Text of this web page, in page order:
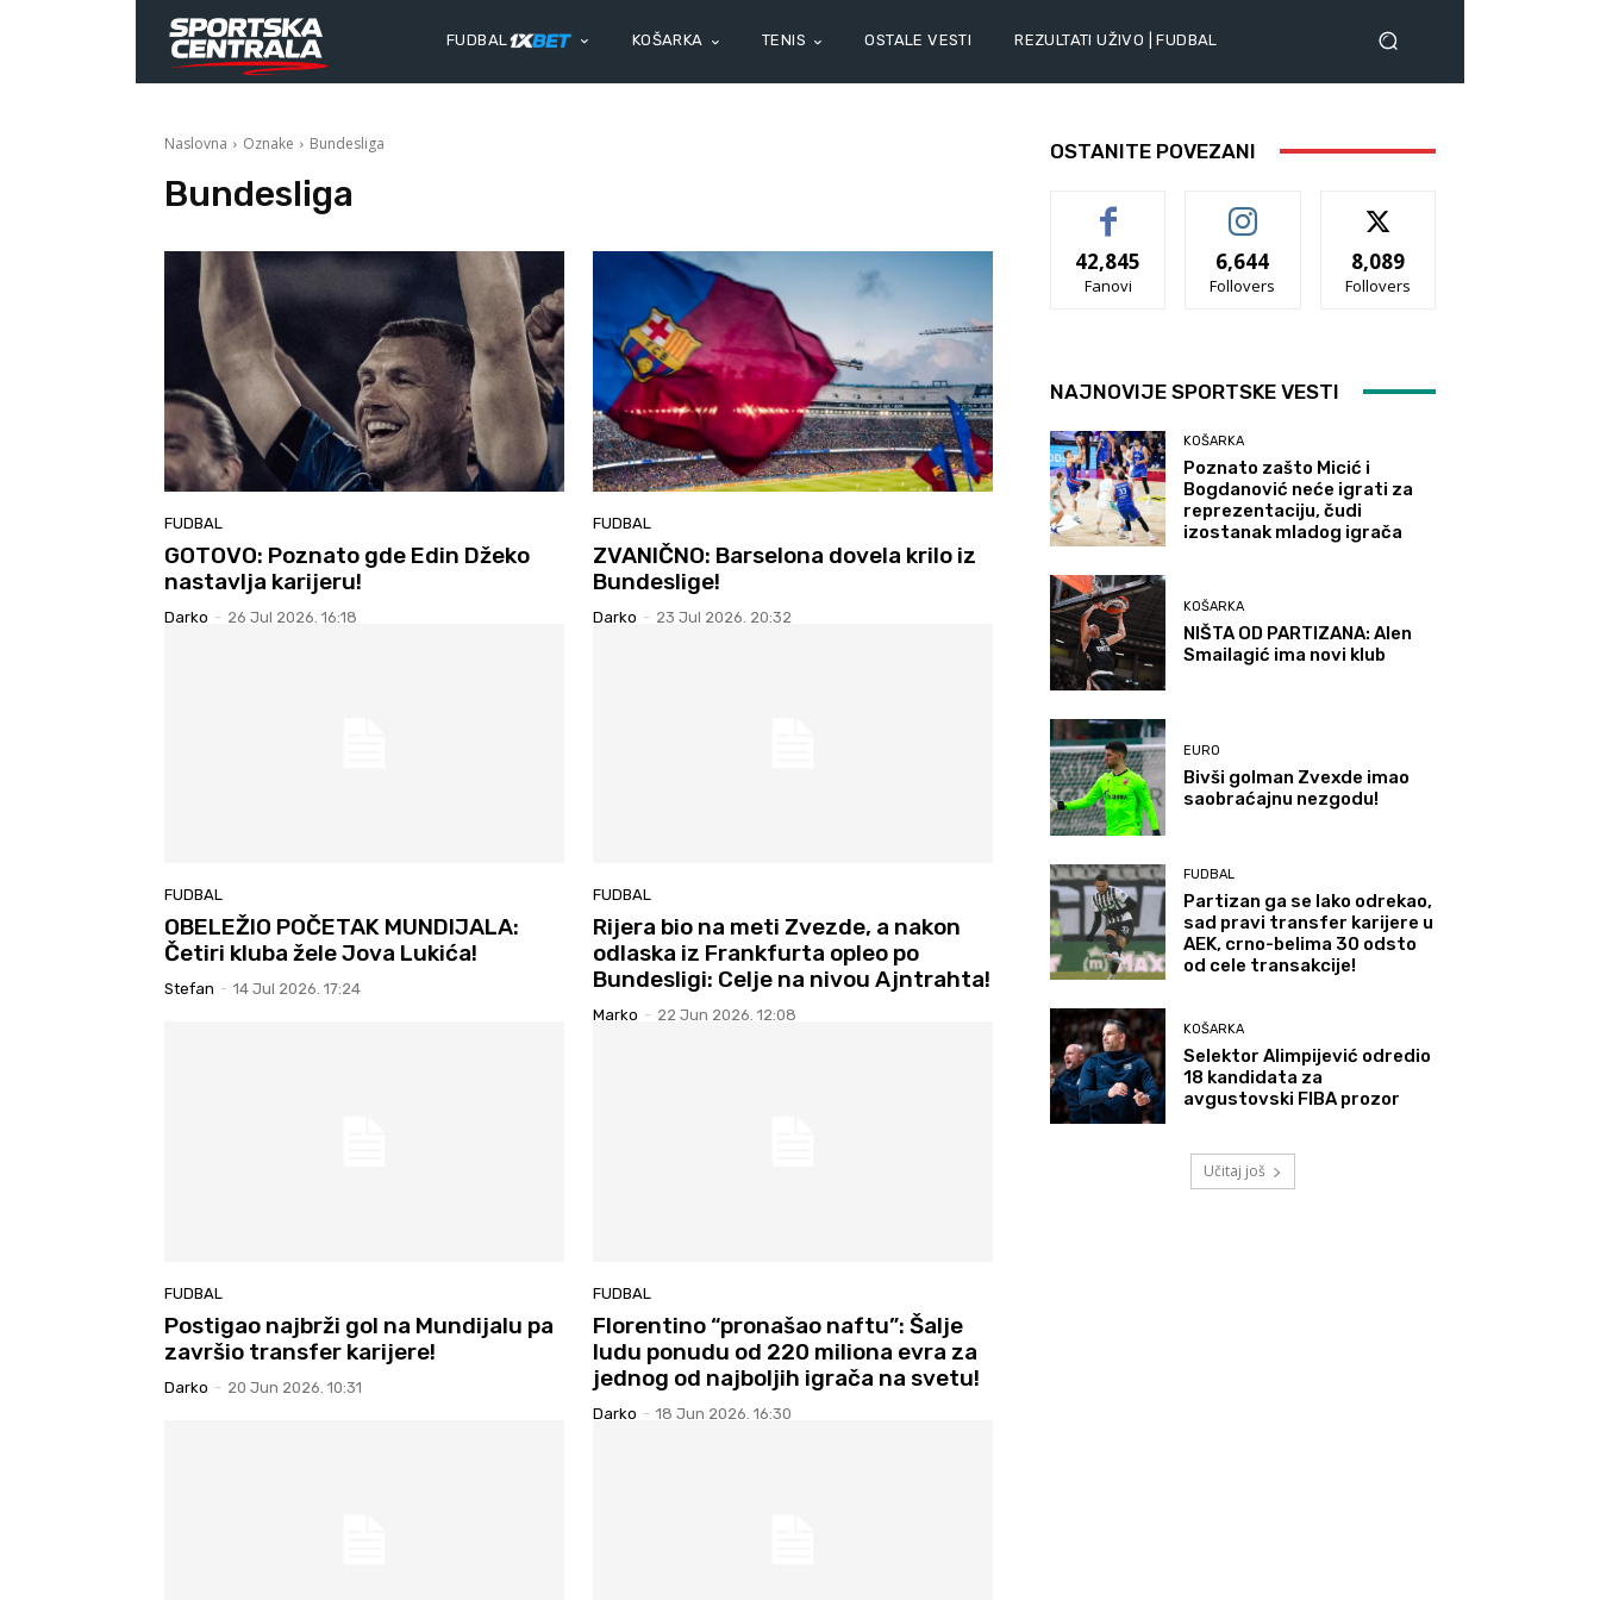
FUDBAL KOŠARKA TENIS OSTALE VESTI REZULTATI UŽIVO | FUDBAL
Naslovna Oznake Bundesliga
Bundesliga
FUDBAL
GOTOVO: Poznato gde Edin Džeko
nastavlja karijeru!
Darko - 26 Jul 2026. 16:18
FUDBAL
ZVANIČNO: Barselona dovela krilo iz
Bundeslige!
Darko - 23 Jul 2026. 20:32
FUDBAL
OBELEŽIO POČETAK MUNDIJALA:
Četiri kluba žele Jova Lukića!
Stefan - 14 Jul 2026. 17:24
FUDBAL
Rijera bio na meti Zvezde, a nakon
odlaska iz Frankfurta opleo po
Bundesligi: Celje na nivou Ajntrahta!
Marko - 22 Jun 2026. 12:08
FUDBAL
Postigao najbrži gol na Mundijalu pa
završio transfer karijere!
Darko - 20 Jun 2026. 10:31
FUDBAL
Florentino “pronašao naftu”: Šalje
ludu ponudu od 220 miliona evra za
jednog od najboljih igrača na svetu!
Darko - 18 Jun 2026. 16:30
OSTANITE POVEZANI
42,845
Fanovi
6,644
Follovers
8,089
Follovers
NAJNOVIJE SPORTSKE VESTI
KOŠARKA
Poznato zašto Micić i
Bogdanović neće igrati za
reprezentaciju, čudi
izostanak mladog igrača
KOŠARKA
NIŠTA OD PARTIZANA: Alen
Smailagić ima novi klub
EURO
Bivši golman Zvexde imao
saobraćajnu nezgodu!
FUDBAL
Partizan ga se lako odrekao,
sad pravi transfer karijere u
AEK, crno-belima 30 odsto
od cele transakcije!
KOŠARKA
Selektor Alimpijević odredio
18 kandidata za
avgustovski FIBA prozor
Učitaj još